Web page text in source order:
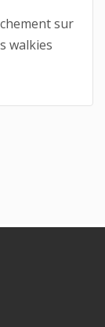
sur
walkies